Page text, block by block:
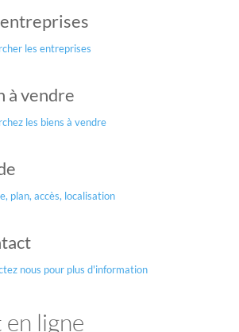
les entreprises
à vendre
les biens à vendre
plan, accès, localisation
nous pour plus d'information
en ligne